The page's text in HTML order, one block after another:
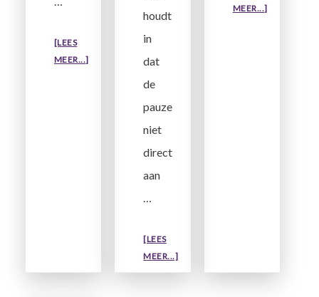
[LEES
MEER...]OVERBEN
WERKNEMER
houdt
in
dat
de
pauze
niet
direct
aan
[LEES
MEER...]OVEROP
WELK
MEER...]OVERZIJN